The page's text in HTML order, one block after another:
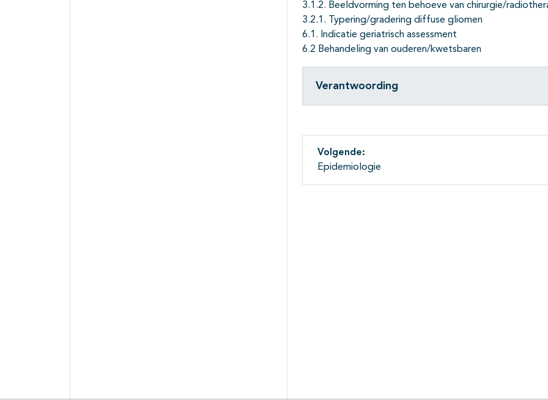
3.1.2. Beeldvorming ten behoeve van chirurgie/
3.2.1. Typering/gradering diffuse gliomen
6.1. Indicatie geriatrisch assessment
6.2 Behandeling van ouderen/kwetsbaren
Verantwoording
Volgende:
Epidemiologie